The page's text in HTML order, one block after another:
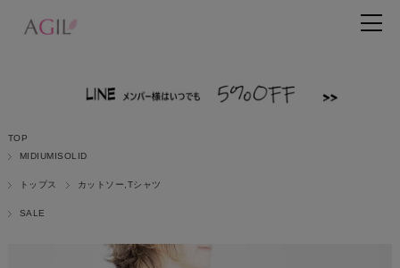
TOP
MIDIUMISOLID
トップス カットソー,Tシャツ
SALE